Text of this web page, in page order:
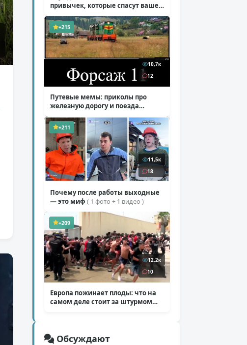
привычек, которые спасут ваше
здоровье( 2 фото )
+215
10,7к
12
Путевые мемы: приколы про
железную дорогу и поезда
+211
11,5к
18
Почему после работы выходные
— это миф ( 1 фото + 1 видео )
+209
12,2к
10
Европа пожинает плоды: что на
самом деле стоит за штурмом
Обсуждают